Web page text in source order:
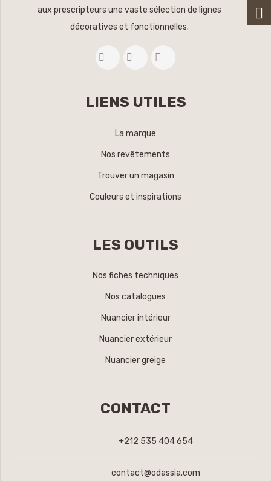
aux prescripteurs une vaste sélection de lignes
décoratives et fonctionnelles.
LIENS UTILES
La marque
Nos revêtements
Trouver un magasin
Couleurs et inspirations
LES OUTILS
Nos fiches techniques
Nos catalogues
Nuancier intérieur
Nuancier extérieur
Nuancier greige
CONTACT
+212 535 404 654
contact@odassia.com